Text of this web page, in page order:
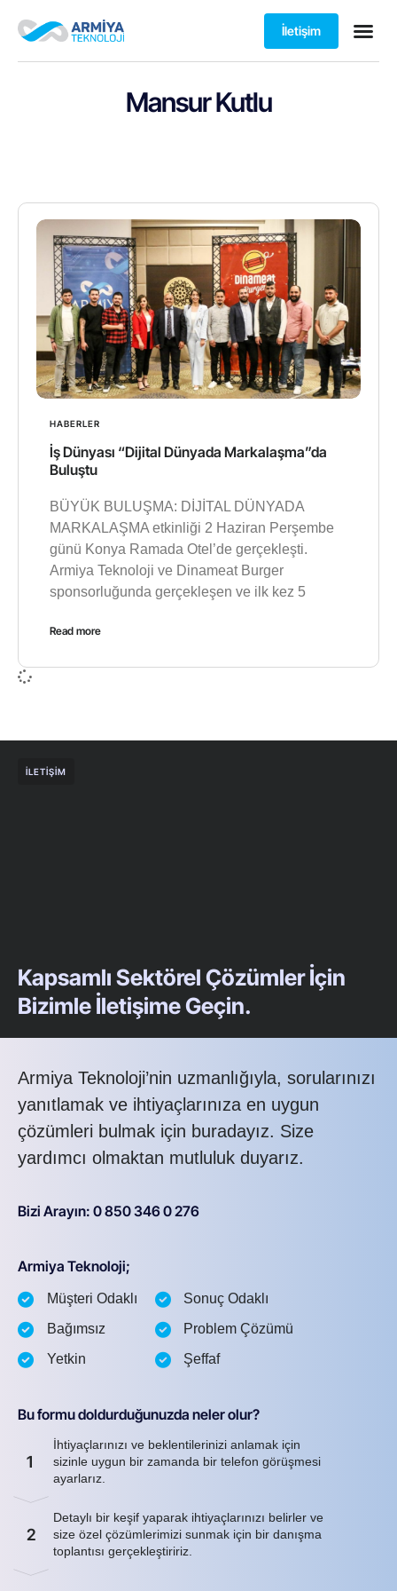
İletişim
Mansur Kutlu
HABERLER
İş Dünyası “Dijital Dünyada Markalaşma”da
Buluştu
BÜYÜK BULUŞMA: DİJİTAL DÜNYADA
MARKALAŞMA etkinliği 2 Haziran Perşembe
günü Konya Ramada Otel’de gerçekleşti.
Armiya Teknoloji ve Dinameat Burger
sponsorluğunda gerçekleşen ve ilk kez 5
Read more
İLETIŞIM
Kapsamlı Sektörel Çözümler İçin
Bizimle İletişime Geçin.
Armiya Teknoloji’nin uzmanlığıyla, sorularınızı
yanıtlamak ve ihtiyaçlarınıza en uygun
çözümleri bulmak için buradayız. Size
yardımcı olmaktan mutluluk duyarız.
Bizi Arayın: 0 850 346 0 276
Armiya Teknoloji;
Müşteri Odaklı
Bağımsız
Yetkin
Sonuç Odaklı
Problem Çözümü
Şeffaf
Bu formu doldurduğunuzda neler olur?
1
İhtiyaçlarınızı ve beklentilerinizi anlamak için
sizinle uygun bir zamanda bir telefon görüşmesi
ayarlarız.
2
Detaylı bir keşif yaparak ihtiyaçlarınızı belirler ve
size özel çözümlerimizi sunmak için bir danışma
toplantısı gerçekleştiririz.